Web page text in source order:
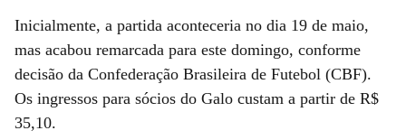
Inicialmente, a partida aconteceria no dia 19 de maio,
mas acabou remarcada para este domingo, conforme
decisão da Confederação Brasileira de Futebol (CBF).
Os ingressos para sócios do Galo custam a partir de R$
35,10.